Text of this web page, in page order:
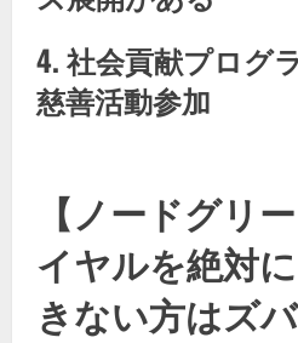
4. 社会貢献プログ
慈善活動参加
【ノードグリ
イヤルを絶対
きない方はズ